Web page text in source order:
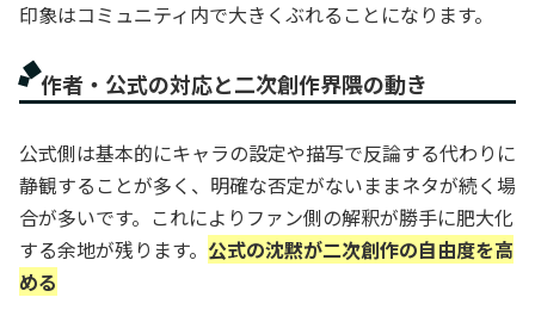
印象はコミュニティ内で大きくぶれることになります。
作者・公式の対応と二次創作界隈の動き
公式側は基本的にキャラの設定や描写で反論する代わりに
静観することが多く、明確な否定がないままネタが続く場
合が多いです。これによりファン側の解釈が勝手に肥大化
する余地が残ります。 公式の沈黙が二次創作の自由度を高
める